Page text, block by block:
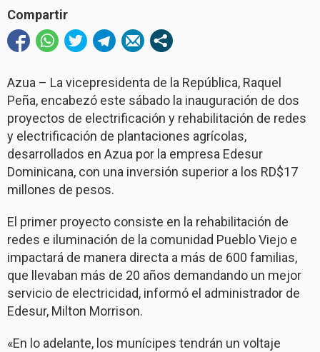
Compartir
Azua – La vicepresidenta de la República, Raquel
Peña, encabezó este sábado la inauguración de dos
proyectos de electrificación y rehabilitación de redes
y electrificación de plantaciones agrícolas,
desarrollados en Azua por la empresa Edesur
Dominicana, con una inversión superior a los RD$17
millones de pesos.
El primer proyecto consiste en la rehabilitación de
redes e iluminación de la comunidad Pueblo Viejo e
impactará de manera directa a más de 600 familias,
que llevaban más de 20 años demandando un mejor
servicio de electricidad, informó el administrador de
Edesur, Milton Morrison.
«En lo adelante, los munícipes tendrán un voltaje